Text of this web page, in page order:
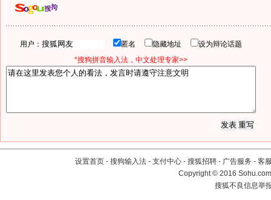
用户： 匿名 隐藏地址
设为辩论话题
*搜狗拼音输入法，中文处理专家>>
设置首页 - 搜狗输入法 - 支付中心 - 搜狐招聘 - 广告服务 - 客
Copyright©2016
搜狐不良信息举